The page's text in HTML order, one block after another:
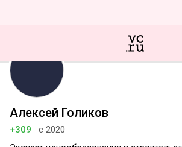
Алексей Голиков
+309
с 2020